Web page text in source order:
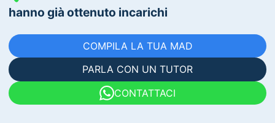
hanno già ottenuto incarichi
COMPILA LA TUA MAD
PARLA CON UN TUTOR
CONTATTACI